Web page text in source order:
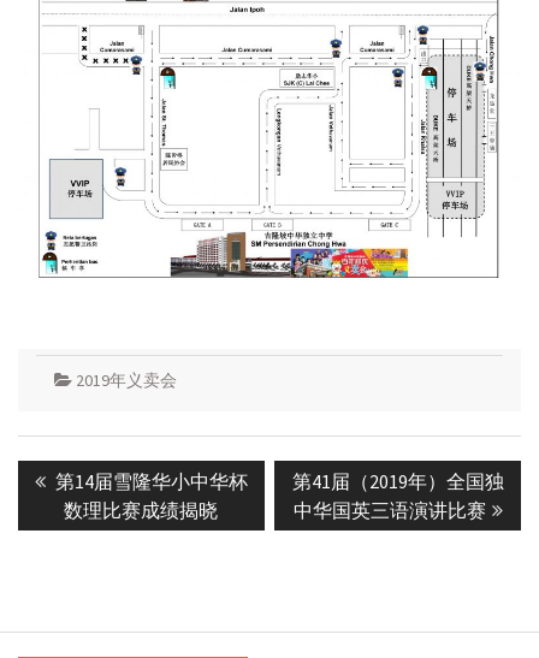
2019年义卖会
Post
navigation
Previous
post:
第14届雪隆华小中华杯
数理比赛成绩揭晓
Next
post:
第41届（2019年）全国独
中华国英三语演讲比赛